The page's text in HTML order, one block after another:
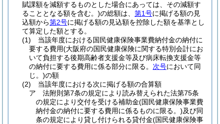
賦課額を減額するものとした場合にあっては、その減額す
ることとなる額を含む。)の総額は、 第1号に掲げる額の見
込額から第2号に掲げる額の見込額を控除した額を基準とし
て算定した額とする。
(1)
当該年度における国民健康保険事業費納付金の納付に
要する費用(大阪府の国民健康保険に関する特別会計にお
いて負担する後期高齢者支援金等及び病床転換支援金等
の納付に要する費用に係る部分に限る。 次号において同
じ。)の額
(2)
当該年度における次に掲げる額の合算額
ア
法附則第7条の規定により読み替えられた法第75条
の規定により交付を受ける補助金(国民健康保険事業費
納付金の納付に要する費用に係るものに限る。)及び同
条の規定により貸し付けられる貸付金(国民健康保険事